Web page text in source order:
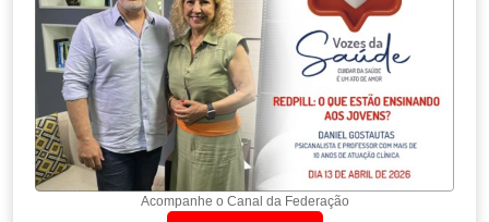
Acompanhe o Canal da Federação